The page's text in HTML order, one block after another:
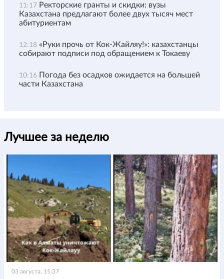
11:17 Ректорские гранты и скидки: вузы
Казахстана предлагают более двух тысяч мест
абитуриентам
12:18 «Руки прочь от Кок-Жайляу!»: казахстанцы
собирают подписи под обращением к Токаеву
10:16 Погода без осадков ожидается на большей
части Казахстана
Лучшее за неделю
03 августа, 15:37